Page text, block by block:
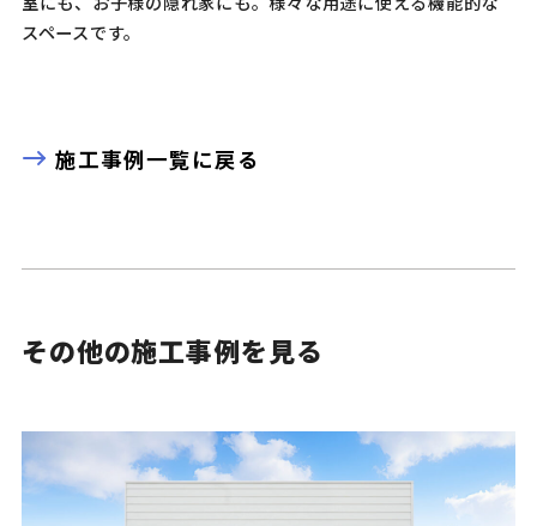
スペースです。
施工事例一覧に戻る
その他の施工事例を見る